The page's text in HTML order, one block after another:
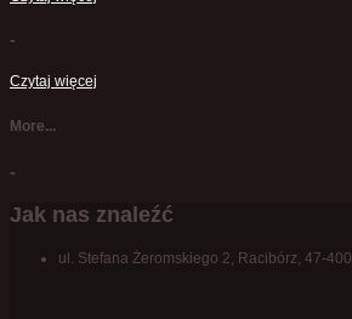
-
Czytaj więcej
More...
-
Jak nas znaleźć
ul. Stefana Żeromskiego 2, Racibórz, 47-400